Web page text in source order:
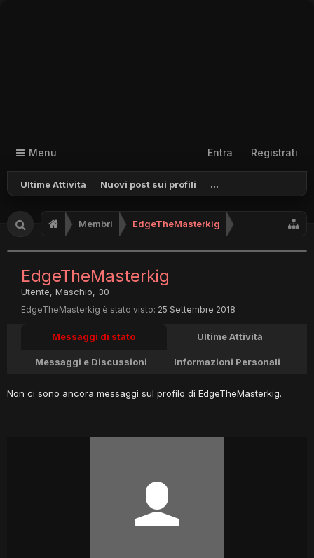
Menu
Ultime Attività Nuovi post sui profili ...
Entra Registrati
Membri EdgeTheMasterkig
EdgeTheMasterkig
Utente, Maschio, 30
EdgeTheMasterkig è stato visto: 25 Settembre 2018
Messaggi di stato Ultime Attività
Messaggi e Discussioni Informazioni Personali
Non ci sono ancora messaggi sul profilo di EdgeTheMasterkig.